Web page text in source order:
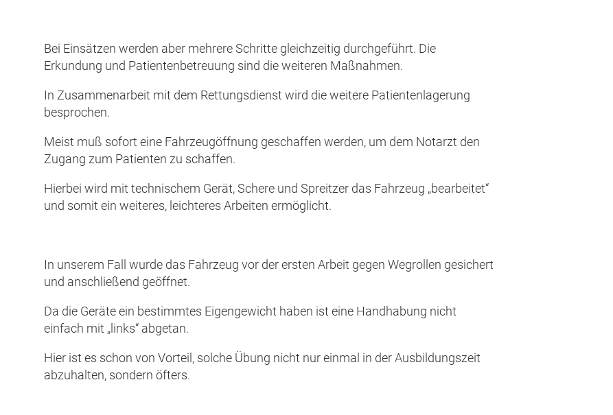
Bei Einsätzen werden aber mehrere Schritte gleichzeitig durchgeführt. Die
Erkundung und Patientenbetreuung sind die weiteren Maßnahmen.
In Zusammenarbeit mit dem Rettungsdienst wird die weitere Patientenlagerung
besprochen.
Meist muß sofort eine Fahrzeugöffnung geschaffen werden, um dem Notarzt den
Zugang zum Patienten zu schaffen.
Hierbei wird mit technischem Gerät, Schere und Spreitzer das Fahrzeug „bearbeitet“
und somit ein weiteres, leichteres Arbeiten ermöglicht.
In unserem Fall wurde das Fahrzeug vor der ersten Arbeit gegen Wegrollen gesichert
und anschließend geöffnet.
Da die Geräte ein bestimmtes Eigengewicht haben ist eine Handhabung nicht
einfach mit „links“ abgetan.
Hier ist es schon von Vorteil, solche Übung nicht nur einmal in der Ausbildungszeit
abzuhalten, sondern öfters.